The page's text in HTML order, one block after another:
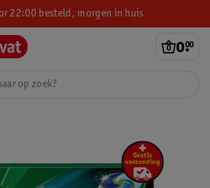
22:00 besteld, morgen in huis
0.
00